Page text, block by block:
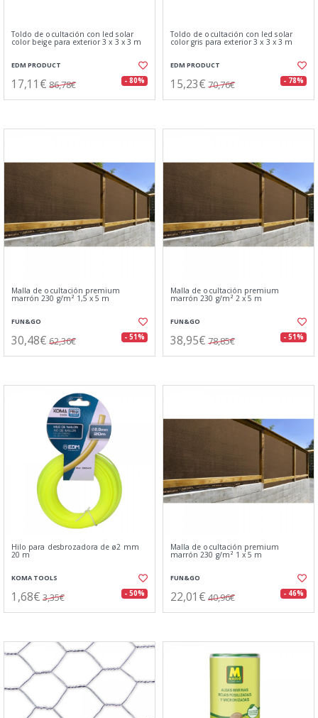
Toldo de ocultación con led solar
color beige para exterior 3 x 3 x 3 m
EDM PRODUCT
17,11€ 86,78€ - 80%
Toldo de ocultación con led solar
color gris para exterior 3 x 3 x 3 m
EDM PRODUCT
15,23€ 70,76€ - 78%
Malla de ocultación premium
marrón 230 g/m² 1,5 x 5 m
FUN&GO
30,48€ 62,36€ - 51%
Malla de ocultación premium
marrón 230 g/m² 2 x 5 m
FUN&GO
38,95€ 78,85€ - 51%
Hilo para desbrozadora de ø2 mm
20 m
KOMA TOOLS
1,68€ 3,35€ - 50%
Malla de ocultación premium
marrón 230 g/m² 1 x 5 m
FUN&GO
22,01€ 40,96€ - 46%